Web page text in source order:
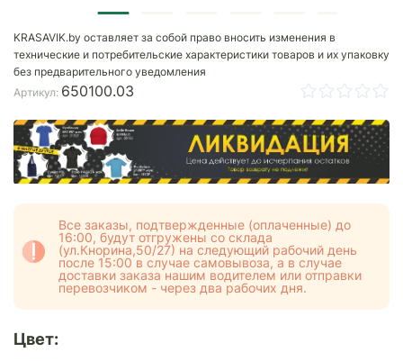
KRASAVIK.by оставляет за собой право вносить изменения в
технические и потребительские характеристики товаров и их упаковку
без предварительного уведомления
Артикул: 650100.03
Все заказы, подтвержденные (оплаченные) до
16:00, будут отгружены со склада
(ул.Кнорина,50/27) на следующий рабочий день
после 15:00 в случае самовывоза, а в случае
доставки заказа нашим водителем или отправки
перевозчиком - через два рабочих дня.
Цвет: